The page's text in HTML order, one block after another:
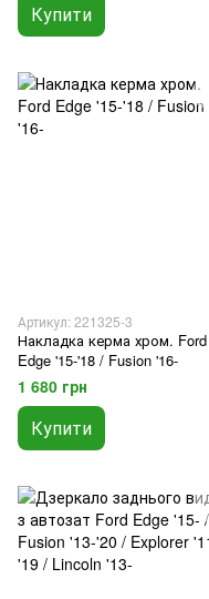
Купити
Артикул: 221325-3
Накладка керма хром. Ford
Edge '15-'18 / Fusion '16-
1 680 грн
Купити